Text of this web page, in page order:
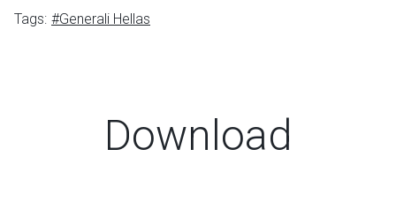
Tags: #Generali Hellas
Download